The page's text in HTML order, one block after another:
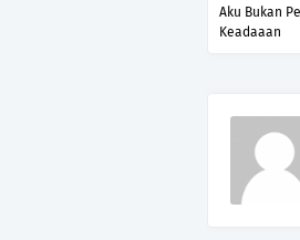
Aku Bukan
Keadaaan